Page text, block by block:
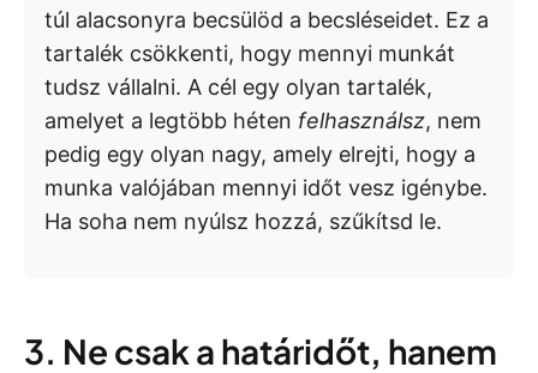
túl alacsonyra becsülöd a becsléseidet. Ez a
tartalék csökkenti, hogy mennyi munkát
tudsz vállalni. A cél egy olyan tartalék,
amelyet a legtöbb héten felhasználsz, nem
pedig egy olyan nagy, amely elrejti, hogy a
munka valójában mennyi időt vesz igénybe.
Ha soha nem nyúlsz hozzá, szűkítsd le.
3. Ne csak a határidőt, hanem